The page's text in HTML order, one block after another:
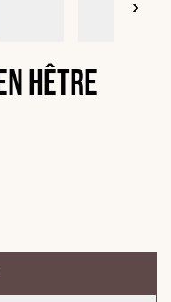
hêtre